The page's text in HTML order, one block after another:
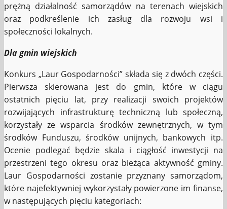
prężną działalność samorządów na terenach wiejskich
oraz podkreślenie ich zasług dla rozwoju wsi i
społeczności lokalnych.
Dla gmin wiejskich
Konkurs „Laur Gospodarności” składa się z dwóch części.
Pierwsza skierowana jest do gmin, które w ciągu
ostatnich pięciu lat, przy realizacji swoich projektów
rozwijających infrastrukturę techniczną lub społeczną,
korzystały ze wsparcia środków zewnętrznych, w tym
środków Funduszu, środków unijnych, bankowych itp.
Ocenie podlegać będzie skala i ciągłość inwestycji na
przestrzeni tego okresu oraz bieżąca aktywność gminy.
Laur Gospodarności zostanie przyznany samorządom,
które najefektywniej wykorzystały powierzone im finanse,
w następujących pięciu kategoriach: